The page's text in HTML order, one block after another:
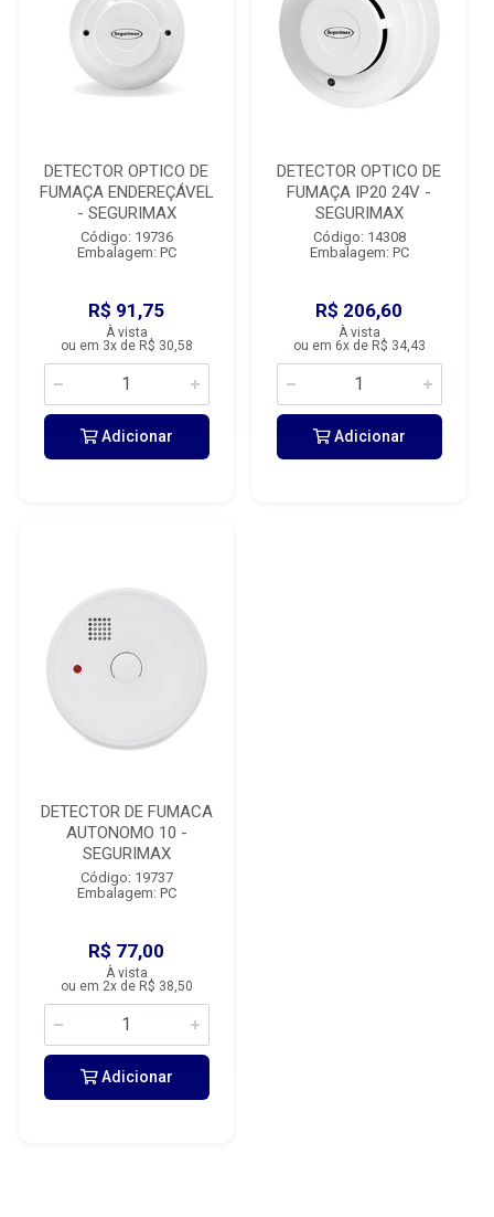
DETECTOR OPTICO DE
FUMAÇA ENDEREÇÁVEL
- SEGURIMAX
Código: 19736
Embalagem: PC
R$ 91,75
À vista
ou em 3x de R$ 30,58
Adicionar
DETECTOR OPTICO DE
FUMAÇA IP20 24V -
SEGURIMAX
Código: 14308
Embalagem: PC
R$ 206,60
À vista
ou em 6x de R$ 34,43
Adicionar
DETECTOR DE FUMACA
AUTONOMO 10 -
SEGURIMAX
Código: 19737
Embalagem: PC
R$ 77,00
À vista
ou em 2x de R$ 38,50
Adicionar